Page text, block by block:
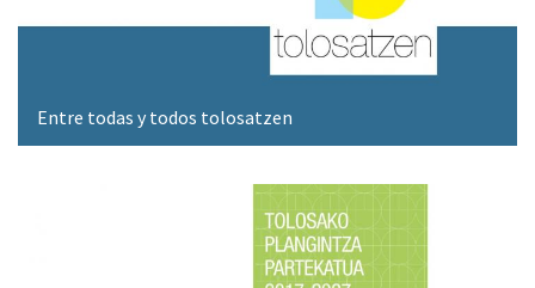
Entre todas y todos tolosatzen